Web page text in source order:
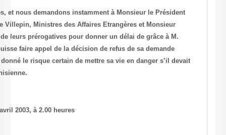
Nous implorons les autorités françaises, et nous demandons
Jacques Chirac,ainsi qu’àMonsieur de Villepin, Ministres des
Sarkozy, Ministre de l’Intérieur, d’user de leurs prérogatives pour
Béchir Ferchichipour que ce dernier puisse faire appel de la
d’entrée sur le territoire français, étant donné le risque certain de
être contraint d’être livré à la police tunisienne.
Communiqué du Bureau le samedi 26 avril 2003, à 2.00 heures